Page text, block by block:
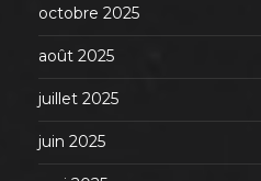
octobre 2025
août 2025
juillet 2025
juin 2025